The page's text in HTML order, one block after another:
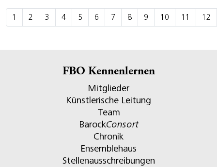
1 2 3 4 5 6 7 8 9 10 11 12
FBO Kennenlernen
Mitglieder
Künstlerische Leitung
Team
BarockConsort
Chronik
Ensemblehaus
Stellenausschreibungen